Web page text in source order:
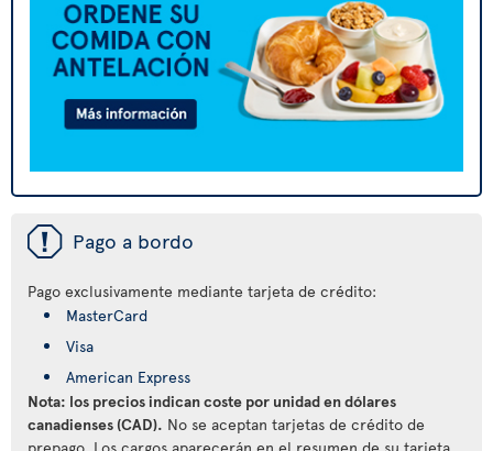
ü Pago a bordo
Pago exclusivamente mediante tarjeta de crédito:
MasterCard
Visa
American Express
Nota: los precios indican coste por unidad en dólares
canadienses (CAD). No se aceptan tarjetas de crédito de